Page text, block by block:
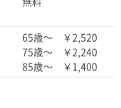
65歳～ ￥2,520
75歳～ ￥2,240
85歳～ ￥1,400